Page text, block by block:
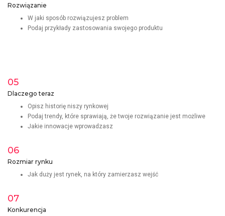
Rozwiązanie
W jaki sposób rozwiązujesz problem
Podaj przykłady zastosowania swojego produktu
05
Dlaczego teraz
Opisz historię niszy rynkowej
Podaj trendy, które sprawiają, że twoje rozwiązanie jest możliwe
Jakie innowacje wprowadzasz
06
Rozmiar rynku
Jak duży jest rynek, na który zamierzasz wejść
07
Konkurencja